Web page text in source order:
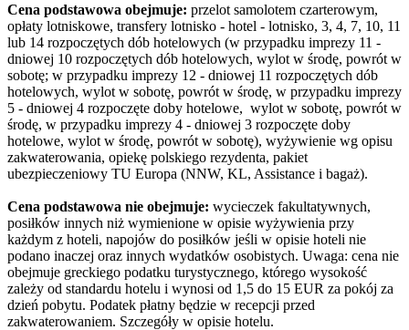
Cena podstawowa obejmuje: przelot samolotem czarterowym,
opłaty lotniskowe, transfery lotnisko - hotel - lotnisko, 3, 4, 7, 10, 11
lub 14 rozpoczętych dób hotelowych (w przypadku imprezy 11 -
dniowej 10 rozpoczętych dób hotelowych, wylot w środę, powrót w
sobotę; w przypadku imprezy 12 - dniowej 11 rozpoczętych dób
hotelowych, wylot w sobotę, powrót w środę, w przypadku imprezy
5 - dniowej 4 rozpoczęte doby hotelowe, wylot w sobotę, powrót w
środę, w przypadku imprezy 4 - dniowej 3 rozpoczęte doby
hotelowe, wylot w środę, powrót w sobotę), wyżywienie wg opisu
zakwaterowania, opiekę polskiego rezydenta, pakiet
ubezpieczeniowy TU Europa (NNW, KL, Assistance i bagaż).
Cena podstawowa nie obejmuje: wycieczek fakultatywnych,
posiłków innych niż wymienione w opisie wyżywienia przy
każdym z hoteli, napojów do posiłków jeśli w opisie hoteli nie
podano inaczej oraz innych wydatków osobistych. Uwaga: cena nie
obejmuje greckiego podatku turystycznego, którego wysokość
zależy od standardu hotelu i wynosi od 1,5 do 15 EUR za pokój za
dzień pobytu. Podatek płatny będzie w recepcji przed
zakwaterowaniem. Szczegóły w opisie hotelu.